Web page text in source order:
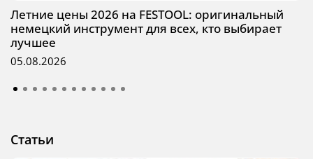
Летние цены 2026 на FESTOOL: оригинальный
немецкий инструмент для всех, кто выбирает
лучшее
05.08.2026
Статьи